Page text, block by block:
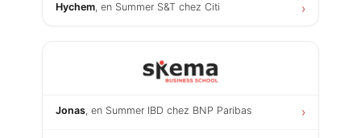
Hychem, en Summer S&T chez Citi ›
Jonas, en Summer IBD chez BNP Paribas ›